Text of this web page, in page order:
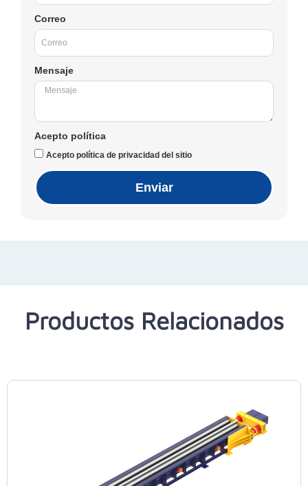
Correo
Mensaje
Acepto política
Acepto política de privacidad del sitio
Enviar
Productos Relacionados